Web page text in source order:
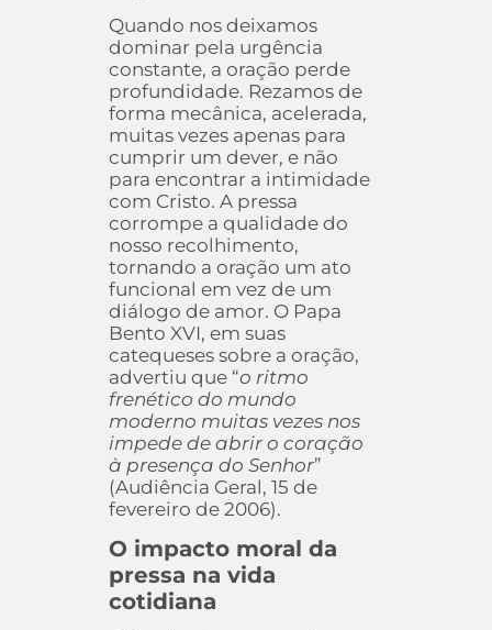
Quando nos deixamos
dominar pela urgência
constante, a oração perde
profundidade. Rezamos de
forma mecânica, acelerada,
muitas vezes apenas para
cumprir um dever, e não
para encontrar a intimidade
com Cristo. A pressa
corrompe a qualidade do
nosso recolhimento,
tornando a oração um ato
funcional em vez de um
diálogo de amor. O Papa
Bento XVI, em suas
catequeses sobre a oração,
advertiu que “o ritmo
frenético do mundo
moderno muitas vezes nos
impede de abrir o coração
à presença do Senhor”
(Audiência Geral, 15 de
fevereiro de 2006).
O impacto moral da
pressa na vida
cotidiana